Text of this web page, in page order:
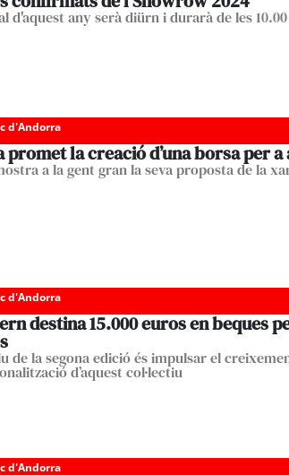
d'aquest any serà diürn i durarà de les
d'Andorra
promet la creació d’una borsa per
a la gent gran la seva proposta de la
d'Andorra
destina 15.000 euros en beques
de la segona edició és impulsar el
d’aquest col·lectiu
d'Andorra